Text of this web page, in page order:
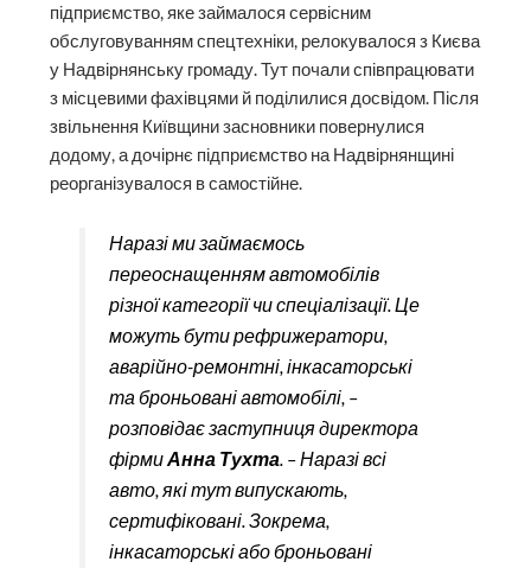
підприємство, яке займалося сервісним
обслуговуванням спецтехніки, релокувалося з Києва
у Надвірнянську громаду. Тут почали співпрацювати
з місцевими фахівцями й поділилися досвідом. Після
звільнення Київщини засновники повернулися
додому, а дочірнє підприємство на Надвірнянщині
реорганізувалося в самостійне.
Наразі ми займаємось
переоснащенням автомобілів
різної категорії чи спеціалізації. Це
можуть бути рефрижератори,
аварійно-ремонтні, інкасаторські
та броньовані автомобілі, –
розповідає заступниця директора
фірмиАнна Тухта. – Наразі всі
авто, які тут випускають,
сертифіковані. Зокрема,
інкасаторські або броньовані